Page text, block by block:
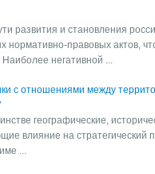
развития и становления
нормативно-правовых актов,
негативной ...
с отношениями между
географические,
влияние на стратегический
...